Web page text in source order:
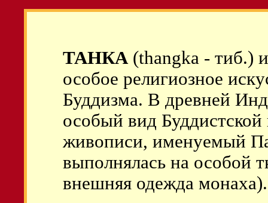
ТАНКА(thangka - тиб.)
особое религиозное
Буддизма. В древней
особый вид Буддистской
живописи, именуемый
выполнялась на особой
внешняя одежда монаха).